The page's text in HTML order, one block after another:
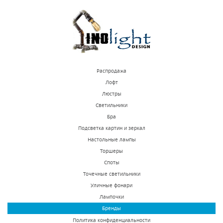
Распродажа
Лофт
Люстры
Светильники
Бра
Подсветка картин и зеркал
Настольные лампы
Торшеры
Споты
Точечные светильники
Уличные фонари
Лампочки
Бренды
Политика конфиденциальности